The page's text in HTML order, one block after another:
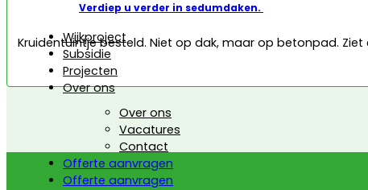
Verdiep u verder in sedumdaken.
Wijkproject
Subsidie
Projecten
Over ons
Over ons
Vacatures
Contact
Offerte aanvragen
Offerte aanvragen
Kruidentuintje besteld. Niet op dak, maar op betonpad.